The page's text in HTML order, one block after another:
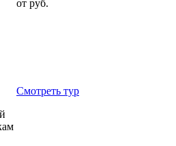
от руб.
Cмотреть тур